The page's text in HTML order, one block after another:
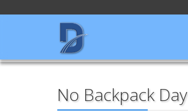
No Backpack Day